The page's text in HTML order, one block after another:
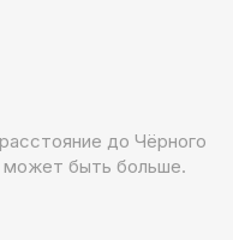
до Чёрного
может быть больше.